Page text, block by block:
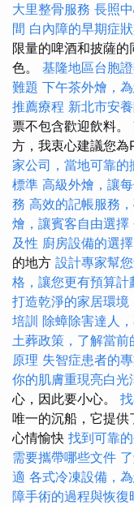
大里整骨服務 長照
間 白內障的早期症
限量的啤酒和披薩
色。 基隆地區台胞
難題 下午茶外燴，
推薦療程 新北市安
票不包含歡迎飲料。
方，我衷心建議您
家公司，當地可靠的
標準 高級外燴，讓
務 高效的記帳服務
燴，讓賓客自由選擇
及性 廚房設備的選
的地方 設計專家幫
格，讓您更有預算計
打造乾淨的家居環境
培訓 除蟑除害達人
土葬政策，了解當
原理 失智症患者的
你的肌膚重現亮白光
心，因此要小心。
唯一的沉船，它提
心情愉快 找到可靠
需要攜帶哪些文件
適 各式冷凍設備，
障手術的過程與恢復